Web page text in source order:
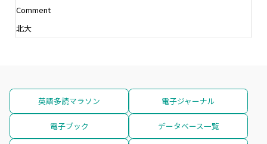
Comment
北大
英語多読マラソン 電子ジャーナル
電子ブック データベース一覧